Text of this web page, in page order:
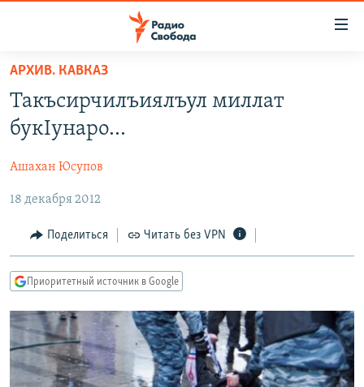
упрощенного
доступа
Вернуться
основному
Вернутся
главной
навигации
Вернутся
поиску
ПОДКАСТЫ
АВТОРСКИЕ ПРОЕКТЫ
ЦИТАТЫ СВОБОДЫ
МНЕНИЯ
КУЛЬТУРА
IDEL.РЕАЛИИ
КАВКАЗ.РЕАЛИИ
СЕВЕР.РЕАЛИИ
СИБИРЬ.РЕАЛИИ
РАСПИСАНИЕ ВЕЩАНИЯ
АРХИВ. КАВКАЗ
Такъсирчилъиялъул миллат
букIунаро…
Ашахан Юсупов
18 декабря 2012
Поделиться Читать без VPN
Приоритетный источник в Google